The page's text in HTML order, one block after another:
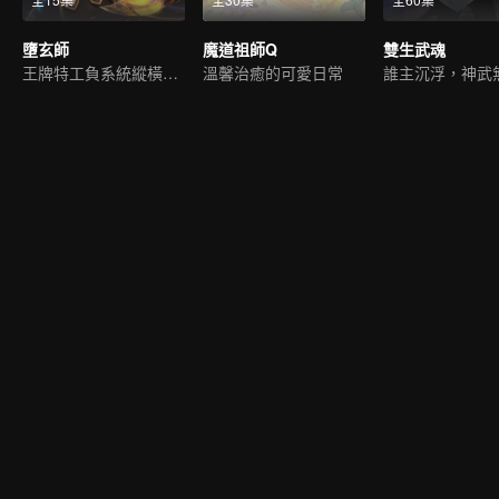
墮玄師
王牌特工負系統縱橫九荒
魔道祖師Q
溫馨治癒的可愛日常
雙生武魂
誰主沉浮，神武